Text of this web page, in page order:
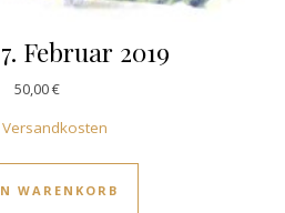
Februar 2019
50,00€
Versandkosten
WARENKORB